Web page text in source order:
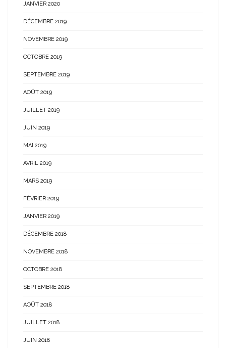
JANVIER 2020
DÉCEMBRE 2019
NOVEMBRE 2019
OCTOBRE 2019
SEPTEMBRE 2019
AOÛT 2019
JUILLET 2019
JUIN 2019
MAI 2019
AVRIL 2019
MARS 2019
FÉVRIER 2019
JANVIER 2019
DÉCEMBRE 2018
NOVEMBRE 2018
OCTOBRE 2018
SEPTEMBRE 2018
AOÛT 2018
JUILLET 2018
JUIN 2018